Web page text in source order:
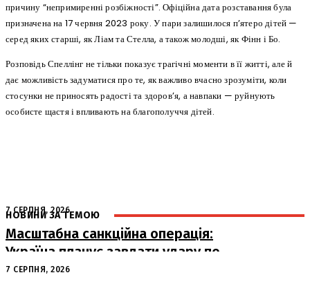
причину “непримиренні розбіжності”. Офіційна дата розставання була
призначена на 17 червня 2023 року. У пари залишилося п’ятеро дітей —
серед яких старші, як Ліам та Стелла, а також молодші, як Фінн і Бо.
Розповідь Спеллінг не тільки показує трагічні моменти в її житті, але й
дає можливість задуматися про те, як важливо вчасно зрозуміти, коли
стосунки не приносять радості та здоров’я, а навпаки — руйнують
особисте щастя і впливають на благополуччя дітей.
НОВИНИ ЗА ТЕМОЮ
7 СЕРПНЯ, 2026
Масштабна санкційна операція:
Україна планує завдати удару по
російському ВПК
7 СЕРПНЯ, 2026